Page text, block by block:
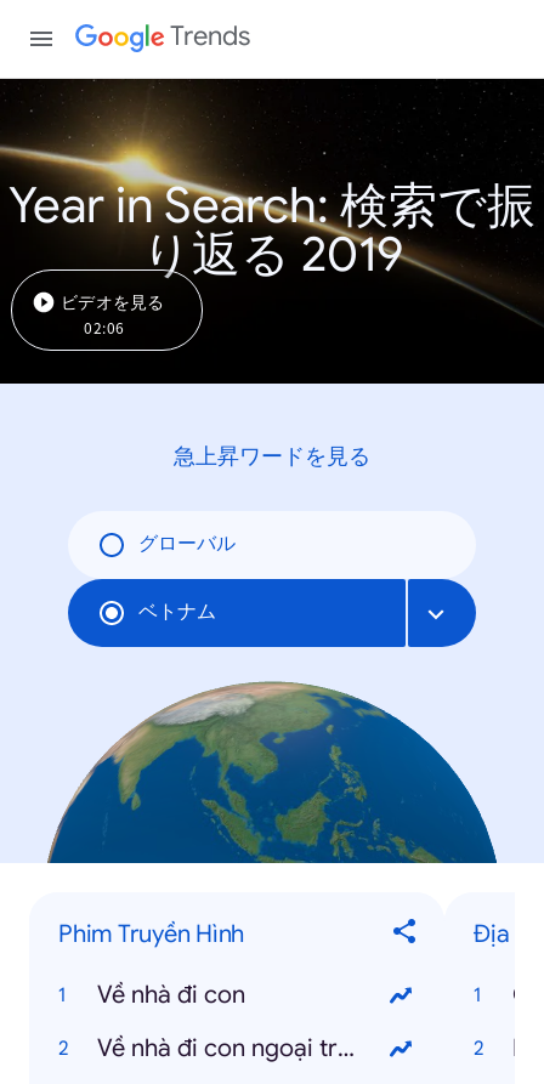
Trends
Year in Search: 検索で振
り返る 2019
ビデオを見る
02:06
急上昇ワードを見る
グローバル
ベトナム
Phim Truyền Hình
Về nhà đi con
Về nhà đi con ngoại truyện
Địa